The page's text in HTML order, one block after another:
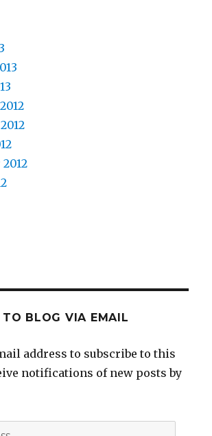
TO BLOG VIA EMAIL
address to subscribe to this
notifications of new posts by